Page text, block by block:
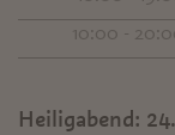
10:00 -
Heiligabend: